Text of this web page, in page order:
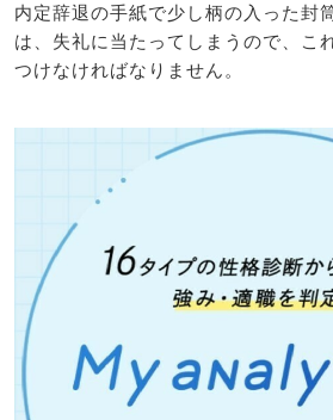
内定辞退の手紙で少し柄の入った封
は、失礼に当たってしまうので、こ
つけなければなりません。